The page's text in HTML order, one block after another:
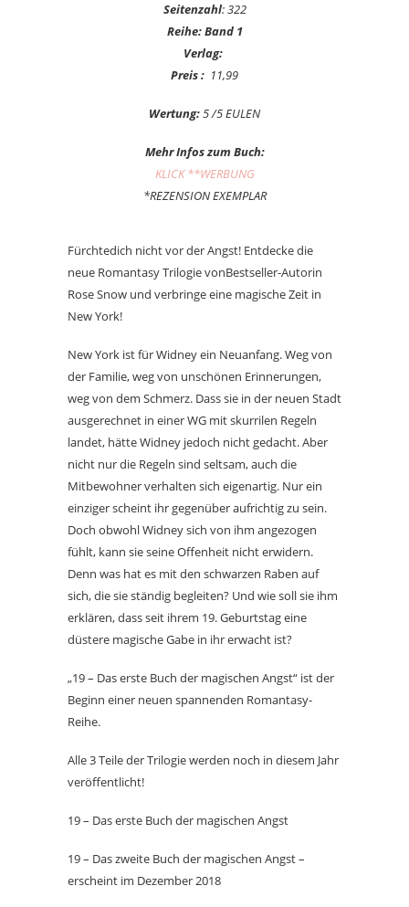
Seitenzahl: 322
Reihe: Band 1
Verlag:
Preis : 11,99
Wertung:5 /5 EULEN
Mehr Infos zum Buch:
KLICK **WERBUNG
*REZENSION EXEMPLAR
Fürchtedich nicht vor der Angst! Entdecke die
neue Romantasy Trilogie vonBestseller-Autorin
Rose Snow und verbringe eine magische Zeit in
New York!
New York ist für Widney ein Neuanfang. Weg von
der Familie, weg von unschönen Erinnerungen,
weg von dem Schmerz. Dass sie in der neuen Stadt
ausgerechnet in einer WG mit skurrilen Regeln
landet, hätte Widney jedoch nicht gedacht. Aber
nicht nur die Regeln sind seltsam, auch die
Mitbewohner verhalten sich eigenartig. Nur ein
einziger scheint ihr gegenüber aufrichtig zu sein.
Doch obwohl Widney sich von ihm angezogen
fühlt, kann sie seine Offenheit nicht erwidern.
Denn was hat es mit den schwarzen Raben auf
sich, die sie ständig begleiten? Und wie soll sie ihm
erklären, dass seit ihrem 19. Geburtstag eine
düstere magische Gabe in ihr erwacht ist?
„19 – Das erste Buch der magischen Angst“ ist der
Beginn einer neuen spannenden Romantasy-
Reihe.
Alle 3 Teile der Trilogie werden noch in diesem Jahr
veröffentlicht!
19 – Das erste Buch der magischen Angst
19 – Das zweite Buch der magischen Angst –
erscheint im Dezember 2018